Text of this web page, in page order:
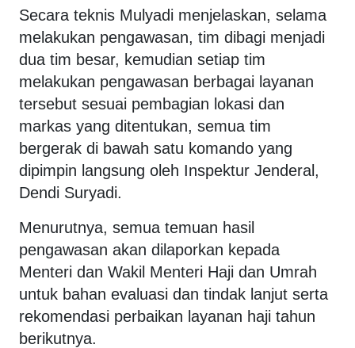
Secara teknis Mulyadi menjelaskan, selama
melakukan pengawasan, tim dibagi menjadi
dua tim besar, kemudian setiap tim
melakukan pengawasan berbagai layanan
tersebut sesuai pembagian lokasi dan
markas yang ditentukan, semua tim
bergerak di bawah satu komando yang
dipimpin langsung oleh Inspektur Jenderal,
Dendi Suryadi.
Menurutnya, semua temuan hasil
pengawasan akan dilaporkan kepada
Menteri dan Wakil Menteri Haji dan Umrah
untuk bahan evaluasi dan tindak lanjut serta
rekomendasi perbaikan layanan haji tahun
berikutnya.